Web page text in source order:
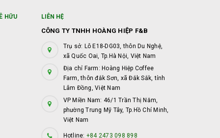
HỮU LIÊN HỆ
CÔNG TY TNHH HOÀNG HIỆP F&B
Trụ sở: Lô E18-DG03, thôn Du Nghệ,
xã Quốc Oai, Tp.Hà Nội, Việt Nam
Địa chỉ Farm: Hoàng Hiệp Coffee
Farm, thôn đắk Sơn, xã Đắk Sắk, tỉnh
Lâm Đồng, Việt Nam
VP Miền Nam: 46/1 Trần Thị Năm,
phường Trung Mỹ Tây, Tp.Hồ Chí Minh,
Việt Nam
Hotline: +84 2473 098 898